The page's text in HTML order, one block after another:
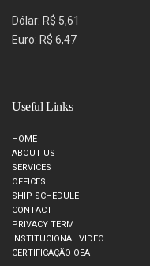
Dólar: R$ 5,61
Euro: R$ 6,47
Useful Links
HOME
ABOUT US
SERVICES
OFFICES
SHIP SCHEDULE
CONTACT
PRIVACY TERM
INSTITUCIONAL VIDEO
CERTIFICAÇÃO OEA